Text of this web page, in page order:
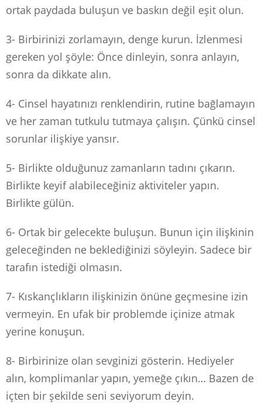
ortak paydada buluşun ve baskın değil eşit olun.
3- Birbirinizi zorlamayın, denge kurun. İzlenmesi
gereken yol şöyle: Önce dinleyin, sonra anlayın,
sonra da dikkate alın.
4- Cinsel hayatınızı renklendirin, rutine bağlamayın
ve her zaman tutkulu tutmaya çalışın. Çünkü cinsel
sorunlar ilişkiye yansır.
5- Birlikte olduğunuz zamanların tadını çıkarın.
Birlikte keyif alabileceğiniz aktiviteler yapın.
Birlikte gülün.
6- Ortak bir gelecekte buluşun. Bunun için ilişkinin
geleceğinden ne beklediğinizi söyleyin. Sadece bir
tarafın istediği olmasın.
7- Kıskançlıkların ilişkinizin önüne geçmesine izin
vermeyin. En ufak bir problemde içinize atmak
yerine konuşun.
8- Birbirinize olan sevginizi gösterin. Hediyeler
alın, komplimanlar yapın, yemeğe çıkın… Bazen de
içten bir şekilde seni seviyorum deyin.